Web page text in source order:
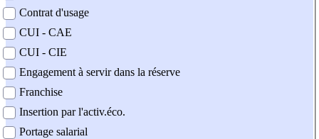
Contrat d'usage
CUI - CAE
CUI - CIE
Engagement à servir dans la réserve
Franchise
Insertion par l'activ.éco.
Portage salarial